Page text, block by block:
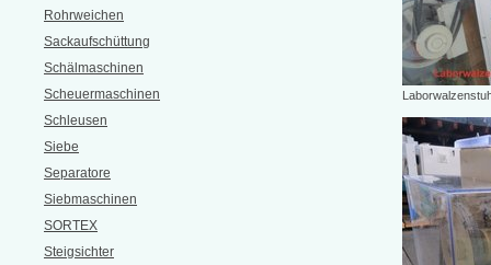
Rohrweichen
Sackaufschüttung
Schälmaschinen
Scheuermaschinen
Schleusen
Siebe
Separatore
Siebmaschinen
SORTEX
Steigsichter